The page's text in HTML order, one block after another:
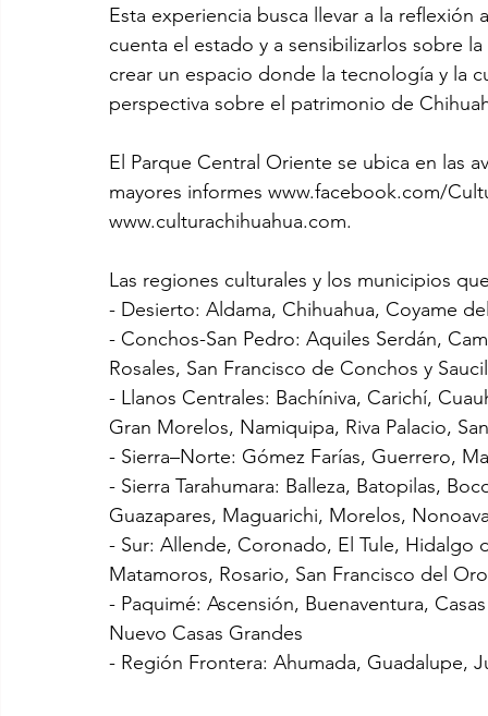
Esta experiencia busca llevar a la
cuenta el estado y a sensibilizarlos sobre
crear un espacio donde la tecnología y la
perspectiva sobre el patrimonio de
El Parque Central Oriente se ubica en las
mayores informes www.facebook.com/
www.culturachihuahua.com.
Las regiones culturales y los municipios
- Desierto: Aldama, Chihuahua, Coyame
- Conchos-San Pedro: Aquiles Serdán,
Rosales, San Francisco de Conchos y
- Llanos Centrales: Bachíniva, Carichí,
Gran Morelos, Namiquipa, Riva Palacio,
- Sierra–Norte: Gómez Farías, Guerrero,
- Sierra Tarahumara: Balleza, Batopilas,
Guazapares, Maguarichi, Morelos,
- Sur: Allende, Coronado, El Tule, Hidalgo
Matamoros, Rosario, San Francisco del
- Paquimé: Ascensión, Buenaventura,
Nuevo Casas Grandes
- Región Frontera: Ahumada, Guadalupe,